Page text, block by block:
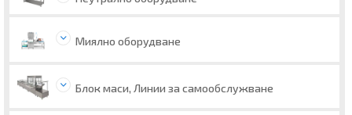
Миялно оборудване
Блок маси, Линии за самообслужване